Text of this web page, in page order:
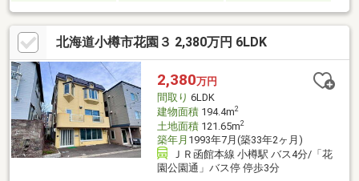
北海道小樽市花園３ 2,380万円 6LDK
2,380万円
間取り 6LDK
建物面積194.4m2
土地面積121.65m2
築年月 1993年7月(築33年2ヶ月)
ＪＲ函館本線 小樽駅 バス4分/「花
園公園通」バス停 停歩3分